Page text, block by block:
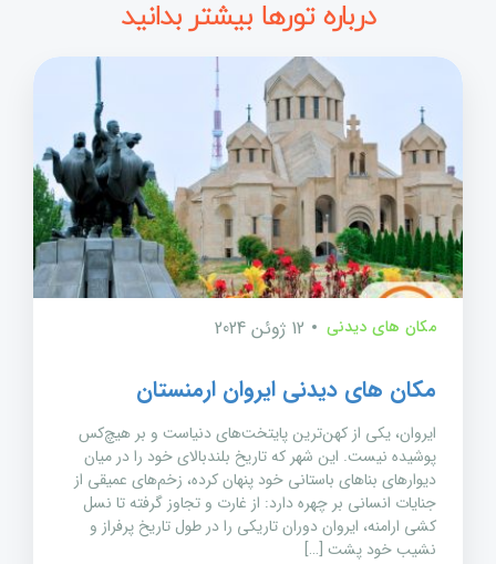
درباره تورها بیشتر بدانید
مکان های دیدنی 12 ژوئن 2024
مکان های دیدنی ایروان ارمنستان
ایروان، یکی از کهن‌ترین پایتخت‌های دنیاست و بر هیچ‌کس
پوشیده نیست. این شهر که تاریخ بلندبالای خود را در میان
دیوارهای بناهای باستانی خود پنهان کرده، زخم‌های عمیقی از
جنایات انسانی بر چهره دارد: از غارت و تجاوز گرفته تا نسل
کشی ارامنه، ایروان دوران تاریکی را در طول تاریخ پرفراز و
نشیب خود پشت […]